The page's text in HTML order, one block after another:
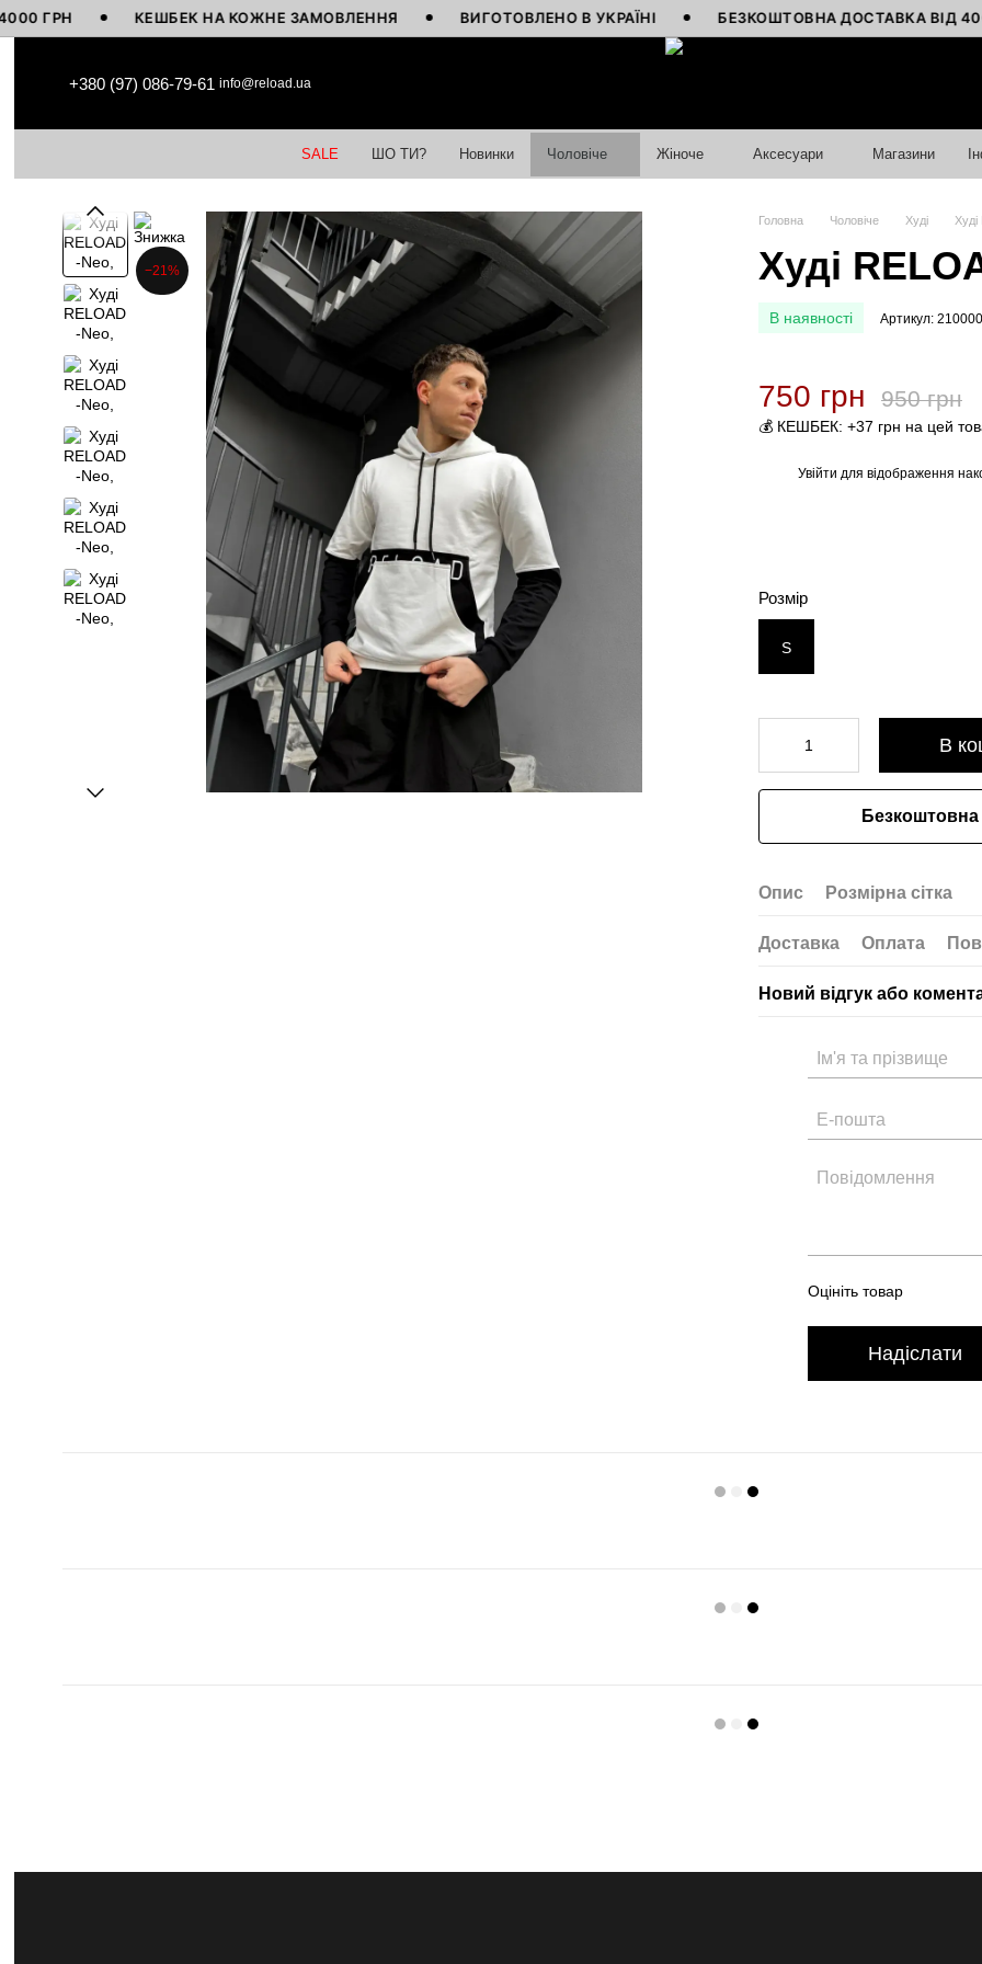
КЕШБЕК НА КОЖНЕ ЗАМОВЛЕННЯ ВИГОТОВЛЕНО В УКРАЇНІ БЕЗКОШТОВНА ДОСТАВКА ВІД 4000 ГРН
+380 (97) 086-79-61 info@reload.ua
SALE ШО ТИ? Новинки Чоловіче Жіноче Аксесуари Магазини
−21%
Головна Чоловіче Худі
Худі
В наявності Артикул:
750 грн 950 грн
💰 КЕШБЕК: +37 грн на цей
Увійти для відображення
Розмір
S
В
Безкоштовна
Опис Розмірна сітка
Доставка Оплата
Новий відгук або
Оцініть товар
Надіслати